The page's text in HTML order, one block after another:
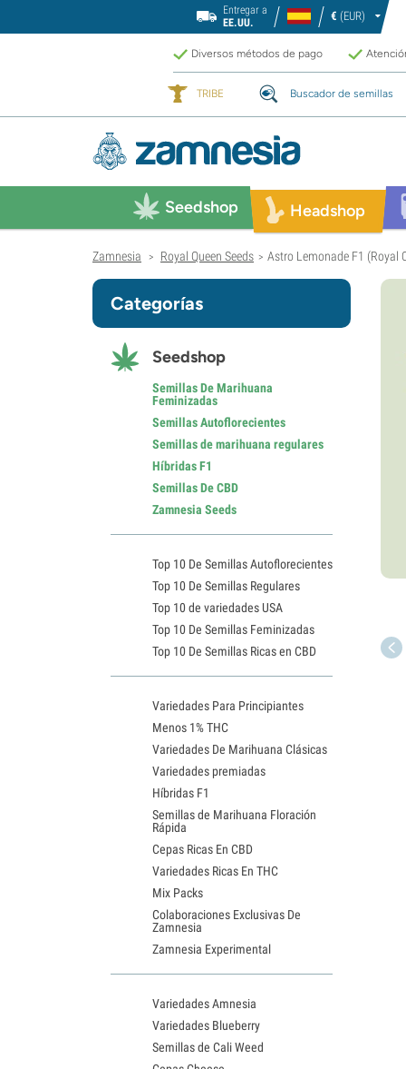
Entregar a
EE.UU.
€ (EUR)
Diversos métodos de pago
TRIBE Buscador de semillas
Seedshop Headshop
Zamnesia > Royal Queen Seeds > Astro Lemonade F1 (Royal
Categorías
Seedshop
Semillas De Marihuana
Feminizadas
Semillas Autoflorecientes
Semillas de marihuana regulares
Híbridas F1
Semillas De CBD
Zamnesia Seeds
Top 10 De Semillas Autoflorecientes
Top 10 De Semillas Regulares
Top 10 de variedades USA
Top 10 De Semillas Feminizadas
Top 10 De Semillas Ricas en CBD
Variedades Para Principiantes
Menos 1% THC
Variedades De Marihuana Clásicas
Variedades premiadas
Híbridas F1
Semillas de Marihuana Floración
Rápida
Cepas Ricas En CBD
Variedades Ricas En THC
Mix Packs
Colaboraciones Exclusivas De
Zamnesia
Zamnesia Experimental
Variedades Amnesia
Variedades Blueberry
Semillas de Cali Weed